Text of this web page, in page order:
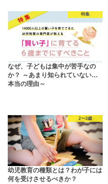
特集
なぜ、子どもは集中が苦手なの
か？ ～あまり知られていない…
本当の理由～
2〜3歳
幼児教育の種類とは？わが子には
何を受けさせるべきか？